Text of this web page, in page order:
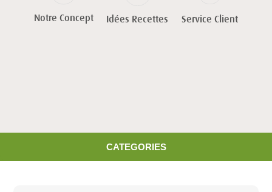
Notre Concept Idées Recettes Service Client
CATEGORIES